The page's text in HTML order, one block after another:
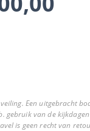
Een uitgebracht
gebruik van de
is geen recht van